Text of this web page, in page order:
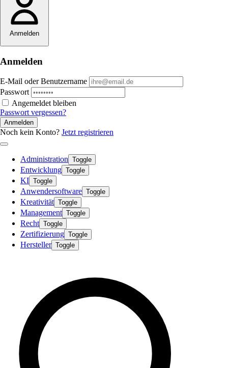
Anmelden
Anmelden
E-Mail oder Benutzername
Passwort
Angemeldet bleiben
Passwort vergessen?
Anmelden
Noch kein Konto? Jetzt registrieren
Administration Toggle
Entwicklung Toggle
KI Toggle
Anwendersoftware Toggle
Kreativität Toggle
Management Toggle
Recht Toggle
Zertifizierung Toggle
Hersteller Toggle